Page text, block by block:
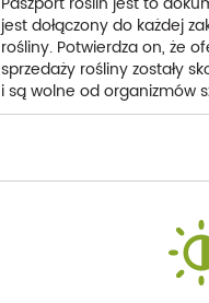
jest dołączony do każdej
rośliny. Potwierdza on, że
sprzedaży rośliny zostały
i są wolne od organizmów